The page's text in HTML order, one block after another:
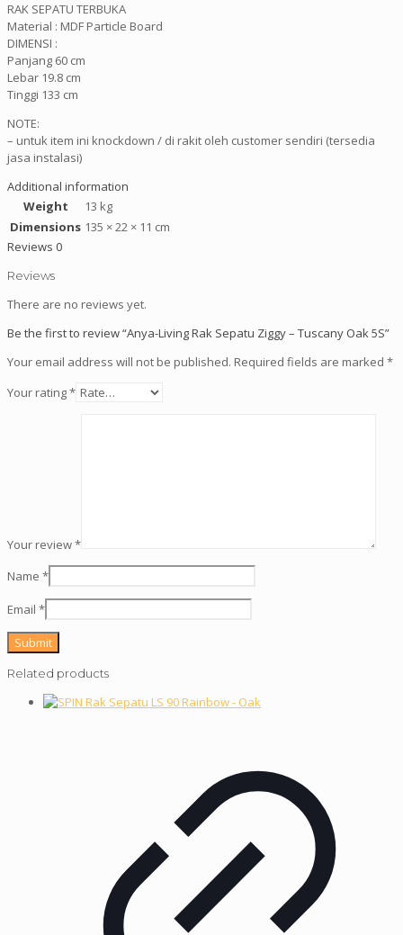
RAK SEPATU TERBUKA
Material : MDF Particle Board
DIMENSI :
Panjang 60 cm
Lebar 19.8 cm
Tinggi 133 cm
NOTE:
– untuk item ini knockdown / di rakit oleh customer sendiri (tersedia
jasa instalasi)
Additional information
Weight
13 kg
Dimensions 135 × 22 × 11 cm
Reviews 0
Reviews
There are no reviews yet.
Be the first to review “Anya-Living Rak Sepatu Ziggy – Tuscany Oak 5S”
Your email address will not be published. Required fields are marked *
Your rating*
Your review*
Name *
Email *
Related products